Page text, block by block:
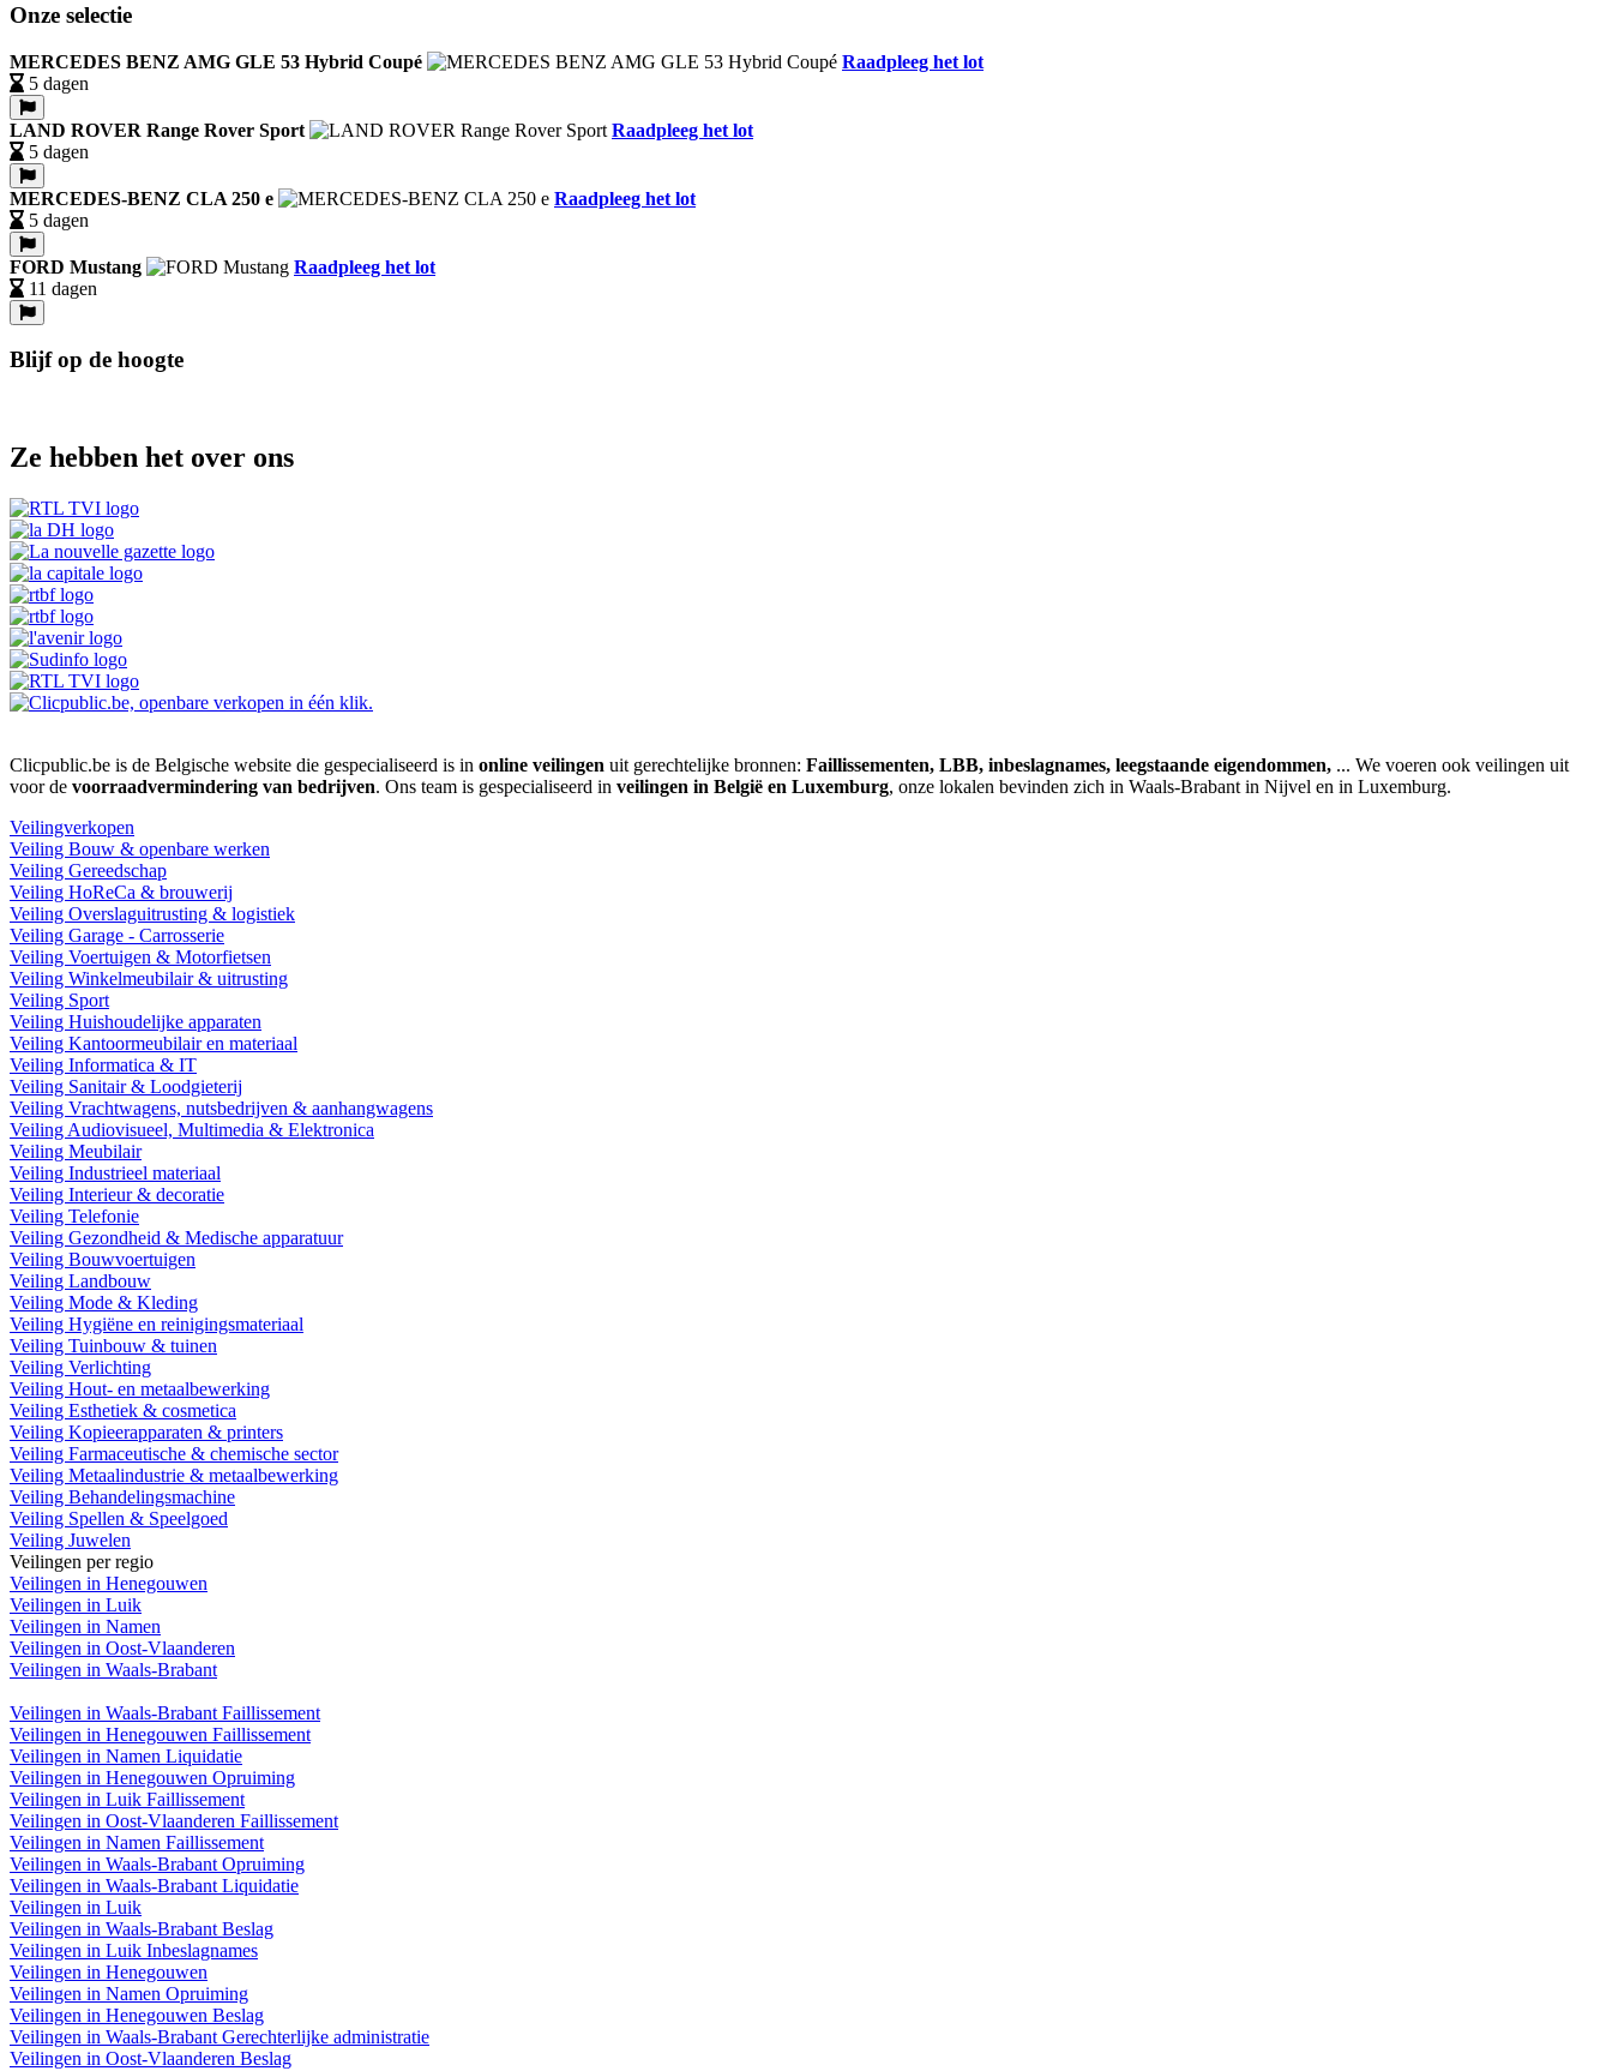
Onze selectie
MERCEDES BENZ AMG GLE 53 Hybrid Coupé
Raadpleeg het lot
5 dagen
LAND ROVER Range Rover Sport
Raadpleeg het lot
5 dagen
MERCEDES-BENZ CLA 250 e
Raadpleeg het lot
5 dagen
FORD Mustang
Raadpleeg het lot
11 dagen
Blijf op de hoogte
Ze hebben het over ons
Clicpublic.be is de Belgische website die gespecialiseerd is in online veilingen uit gerechtelijke bronnen: Faillissementen, LBB, inbeslagnames, leegstaande eigendommen, ... We voeren ook veilingen uit
voor de voorraadvermindering van bedrijven. Ons team is gespecialiseerd in veilingen in België en Luxemburg, onze lokalen bevinden zich in Waals-Brabant in Nijvel en in Luxemburg.
Veilingverkopen
Veiling Bouw & openbare werken
Veiling Gereedschap
Veiling HoReCa & brouwerij
Veiling Overslaguitrusting & logistiek
Veiling Garage - Carrosserie
Veiling Voertuigen & Motorfietsen
Veiling Winkelmeubilair & uitrusting
Veiling Sport
Veiling Huishoudelijke apparaten
Veiling Kantoormeubilair en materiaal
Veiling Informatica & IT
Veiling Sanitair & Loodgieterij
Veiling Vrachtwagens, nutsbedrijven & aanhangwagens
Veiling Audiovisueel, Multimedia & Elektronica
Veiling Meubilair
Veiling Industrieel materiaal
Veiling Interieur & decoratie
Veiling Telefonie
Veiling Gezondheid & Medische apparatuur
Veiling Bouwvoertuigen
Veiling Landbouw
Veiling Mode & Kleding
Veiling Hygiëne en reinigingsmateriaal
Veiling Tuinbouw & tuinen
Veiling Verlichting
Veiling Hout- en metaalbewerking
Veiling Esthetiek & cosmetica
Veiling Kopieerapparaten & printers
Veiling Farmaceutische & chemische sector
Veiling Metaalindustrie & metaalbewerking
Veiling Behandelingsmachine
Veiling Spellen & Speelgoed
Veiling Juwelen
Veilingen per regio
Veilingen in Henegouwen
Veilingen in Luik
Veilingen in Namen
Veilingen in Oost-Vlaanderen
Veilingen in Waals-Brabant
Veilingen in Waals-Brabant Faillissement
Veilingen in Henegouwen Faillissement
Veilingen in Namen Liquidatie
Veilingen in Henegouwen Opruiming
Veilingen in Luik Faillissement
Veilingen in Oost-Vlaanderen Faillissement
Veilingen in Namen Faillissement
Veilingen in Waals-Brabant Opruiming
Veilingen in Waals-Brabant Liquidatie
Veilingen in Luik
Veilingen in Waals-Brabant Beslag
Veilingen in Luik Inbeslagnames
Veilingen in Henegouwen
Veilingen in Namen Opruiming
Veilingen in Henegouwen Beslag
Veilingen in Waals-Brabant Gerechterlijke administratie
Veilingen in Oost-Vlaanderen Beslag